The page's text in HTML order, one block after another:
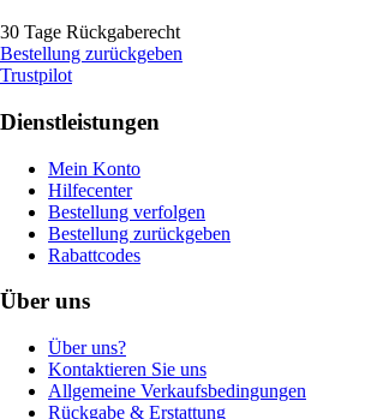
30 Tage Rückgaberecht
Bestellung zurückgeben
Trustpilot
Dienstleistungen
Mein Konto
Hilfecenter
Bestellung verfolgen
Bestellung zurückgeben
Rabattcodes
Über uns
Über uns?
Kontaktieren Sie uns
Allgemeine Verkaufsbedingungen
Rückgabe & Erstattung